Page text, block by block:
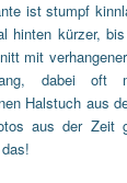
ist stumpf
hinten kürzer,
mit
dabei oft
Halstuch aus
aus der Zeit